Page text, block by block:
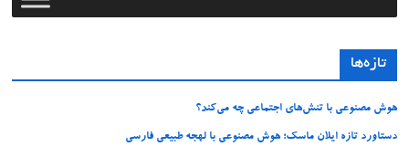
تازه‌ها
هوش مصنوعی با تنش‌های اجتماعی چه می‌کند؟
دستاورد تازه ایلان ماسک؛ هوش مصنوعی با لهجه طبیعی فارسی